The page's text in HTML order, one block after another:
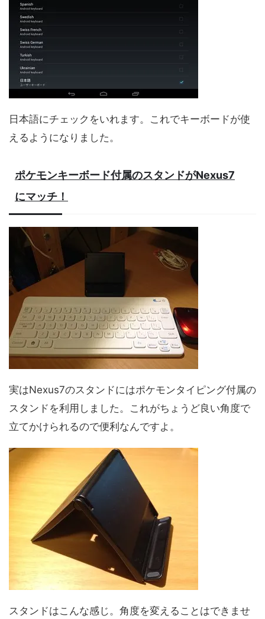
日本語にチェックをいれます。これでキーボードが使
えるようになりました。
ポケモンキーボード付属のスタンドがNexus7
にマッチ！
実はNexus7のスタンドにはポケモンタイピング付属の
スタンドを利用しました。これがちょうど良い角度で
立てかけられるので便利なんですよ。
スタンドはこんな感じ。角度を変えることはできませ